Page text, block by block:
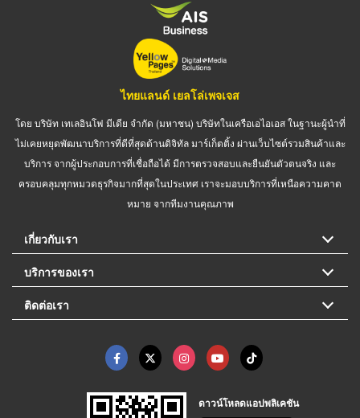
ไทยแลนด์ เยลโล่เพจเจส
โดย บริษัท เทเลอินโฟ มีเดีย จำกัด (มหาชน) บริษัทในเครือเอไอเอส ในฐานะผู้นำที่
ไม่เคยหยุดพัฒนาบริการที่ดีที่สุดด้านดิจิทัล มาร์เก็ตติ้ง ผ่านเว็บไซต์รวมสินค้าและ
บริการ จากผู้ประกอบการที่เชื่อถือได้ มีการตรวจสอบและยืนยันตัวตนจริง และ
ครอบคลุมทุกหมวดธุรกิจมากที่สุดในประเทศ เราจะมอบบริการที่เหนือความคาด
หมาย จากทีมงานคุณภาพ
เกี่ยวกับเรา
บริการของเรา
ติดต่อเรา
ดาวน์โหลดแอปพลิเคชัน